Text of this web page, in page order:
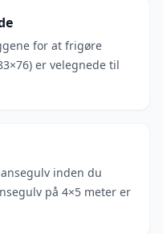
for at frigøre
er velegnede til
inden du
på 4×5 meter er